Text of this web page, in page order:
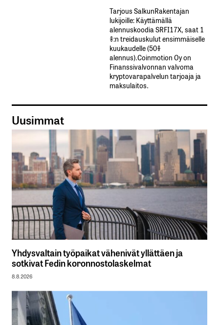
Tarjous SalkunRakentajan
lukijoille: Käyttämällä​ ​
alennuskoodia​ ​SRFI17X,​ ​saat​ ​1
%:n treidauskulut​ ​ensimmäiselle​ ​
kuukaudelle​ ​(50%​ ​
alennus).Coinmotion Oy on
Finanssivalvonnan valvoma
kryptovarapalvelun tarjoaja ja
maksulaitos.
Uusimmat
Yhdysvaltain työpaikat vähenivät yllättäen ja
sotkivat Fedin koronnostolaskelmat
8.8.2026